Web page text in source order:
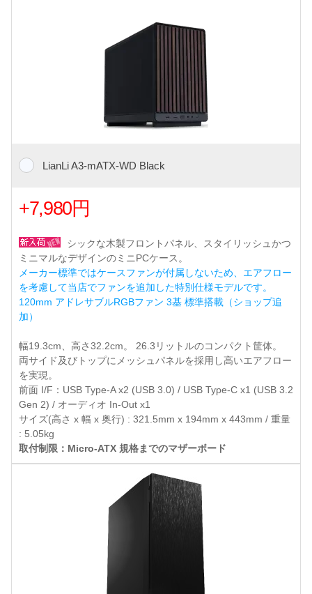
LianLi A3-mATX-WD Black
+7,980円
シックな木製フロントパネル、スタイリッシュかつ
ミニマルなデザインのミニPCケース。
メーカー標準ではケースファンが付属しないため、エアフロー
を考慮して当店でファンを追加した特別仕様モデルです。
120mm アドレサブルRGBファン 3基 標準搭載（ショップ追
加）
幅19.3cm、高さ32.2cm。 26.3リットルのコンパクト筐体。
両サイド及びトップにメッシュパネルを採用し高いエアフロー
を実現。
前面 I/F：USB Type-A x2 (USB 3.0) / USB Type-C x1 (USB 3.2
Gen 2) / オーディオ In-Out x1
サイズ(高さ x 幅 x 奥行) : 321.5mm x 194mm x 443mm / 重量
: 5.05kg
取付制限：Micro-ATX 規格までのマザーボード